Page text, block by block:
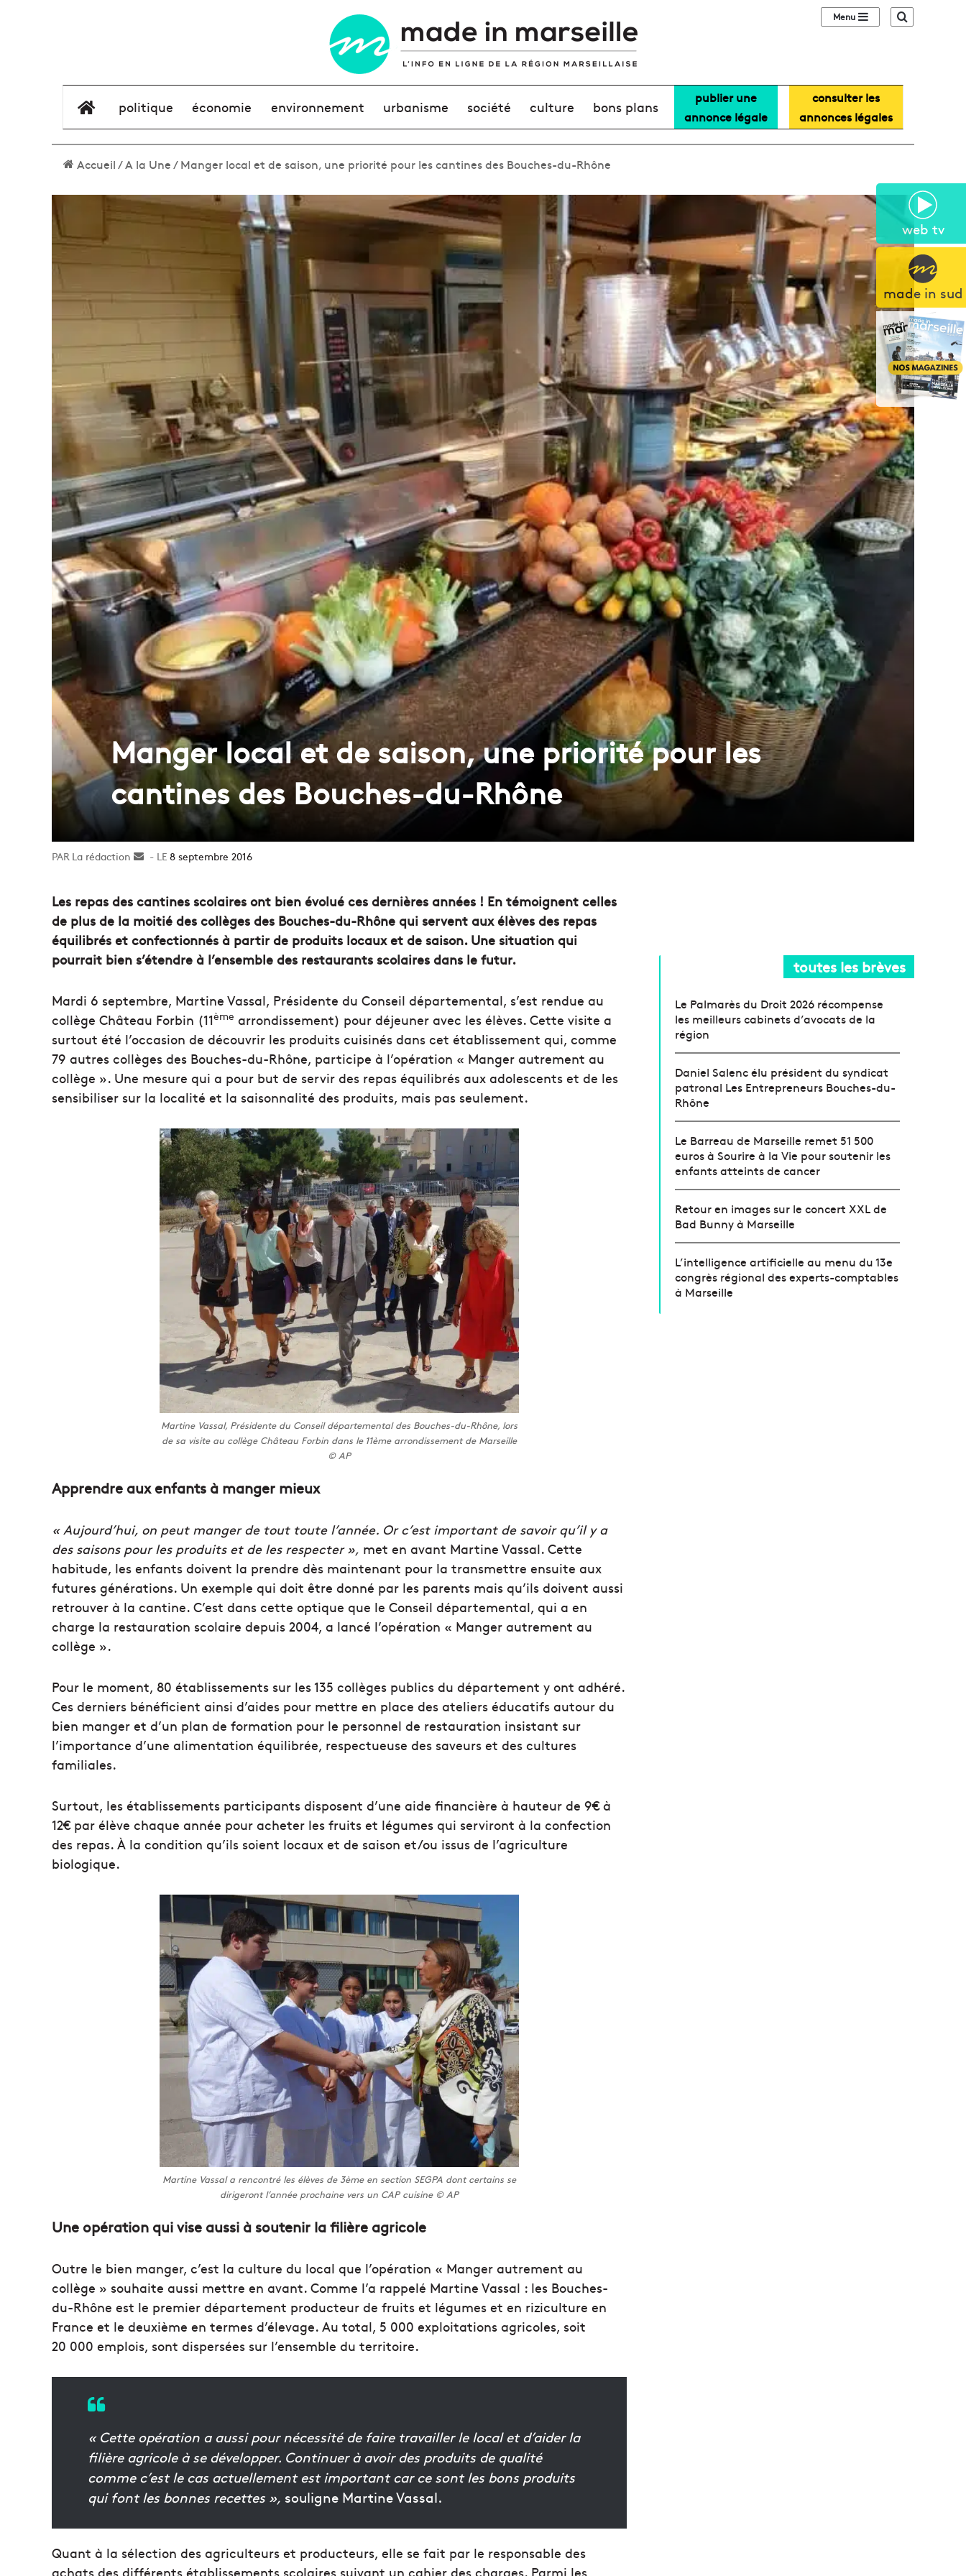
web tv
made in sud
Sidebar (barre
élément de menu
politique économie environnement urbanisme société culture bons plans
publier une
annonce légale
consulter les
annonces légales
Accueil/A la Une/Manger local et de saison, une priorité pour les cantines des Bouches-du-Rhône
Manger local et de saison, une priorité pour les
cantines des Bouches-du-Rhône
La rédaction
Envoyer8 septembre 2016
Les repas des cantines scolaires ont bien évolué ces dernières années ! En témoignent celles
de plus de la moitié des collèges des Bouches-du-Rhône qui servent aux élèves des repas
équilibrés et confectionnés à partir de produits locaux et de saison. Une situation qui
pourrait bien s’étendre à l’ensemble des restaurants scolaires dans le futur.
Mardi 6 septembre, Martine Vassal, Présidente du Conseil départemental, s’est rendue au
collège Château Forbin (11ème arrondissement) pour déjeuner avec les élèves. Cette visite a
surtout été l’occasion de découvrir les produits cuisinés dans cet établissement qui, comme
79 autres collèges des Bouches-du-Rhône, participe à l’opération « Manger autrement au
collège ». Une mesure qui a pour but de servir des repas équilibrés aux adolescents et de les
sensibiliser sur la localité et la saisonnalité des produits, mais pas seulement.
Martine Vassal, Présidente du Conseil départemental des Bouches-du-Rhône, lors
de sa visite au collège Château Forbin dans le 11ème arrondissement de Marseille
© AP
Apprendre aux enfants à manger mieux
« Aujourd’hui, on peut manger de tout toute l’année. Or c’est important de savoir qu’il y a
des saisons pour les produits et de les respecter », met en avant Martine Vassal. Cette
habitude, les enfants doivent la prendre dès maintenant pour la transmettre ensuite aux
futures générations. Un exemple qui doit être donné par les parents mais qu’ils doivent aussi
retrouver à la cantine. C’est dans cette optique que le Conseil départemental, qui a en
charge la restauration scolaire depuis 2004, a lancé l’opération « Manger autrement au
collège ».
Pour le moment, 80 établissements sur les 135 collèges publics du département y ont adhéré.
Ces derniers bénéficient ainsi d’aides pour mettre en place des ateliers éducatifs autour du
bien manger et d’un plan de formation pour le personnel de restauration insistant sur
l’importance d’une alimentation équilibrée, respectueuse des saveurs et des cultures
familiales.
Surtout, les établissements participants disposent d’une aide financière à hauteur de 9€ à
12€ par élève chaque année pour acheter les fruits et légumes qui serviront à la confection
des repas. À la condition qu’ils soient locaux et de saison et/ou issus de l’agriculture
biologique.
Martine Vassal a rencontré les élèves de 3ème en section SEGPA dont certains se
dirigeront l’année prochaine vers un CAP cuisine © AP
Une opération qui vise aussi à soutenir la filière agricole
Outre le bien manger, c’est la culture du local que l’opération « Manger autrement au
collège » souhaite aussi mettre en avant. Comme l’a rappelé Martine Vassal : les Bouches-
du-Rhône est le premier département producteur de fruits et légumes et en riziculture en
France et le deuxième en termes d’élevage. Au total, 5 000 exploitations agricoles, soit
20 000 emplois, sont dispersées sur l’ensemble du territoire.
« Cette opération a aussi pour nécessité de faire travailler le local et d’aider la
filière agricole à se développer. Continuer à avoir des produits de qualité
comme c’est le cas actuellement est important car ce sont les bons produits
qui font les bonnes recettes », souligne Martine Vassal.
Quant à la sélection des agriculteurs et producteurs, elle se fait par le responsable des
achats des différents établissements scolaires suivant un cahier des charges. Parmi les
toutes les brèves
Le Palmarès du Droit 2026 récompense
les meilleurs cabinets d’avocats de la
région
Daniel Salenc élu président du syndicat
patronal Les Entrepreneurs Bouches-du-
Rhône
Le Barreau de Marseille remet 51 500
euros à Sourire à la Vie pour soutenir les
enfants atteints de cancer
Retour en images sur le concert XXL de
Bad Bunny à Marseille
L’intelligence artificielle au menu du 13e
congrès régional des experts-comptables
à Marseille